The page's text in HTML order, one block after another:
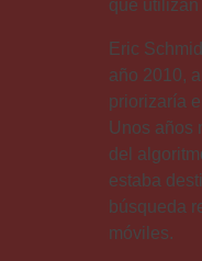
que
Eric
año 2010,
priorizaría
Unos años
del
estaba
búsqueda
móviles.